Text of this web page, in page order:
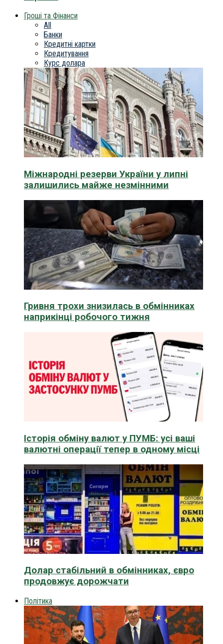
Гроші та Фінанси
All
Банки
Кредитні картки
Кредитування
Курс долара
Міжнародні резерви України у липні
залишились майже незмінними
Гривня трохи знизилась в обмінниках
наприкінці робочого тижня
Історія обміну валют у ПУМБ: усі ваші
валютні операції тепер в одному місці
Долар стабільний в обмінниках, євро
продовжує дорожчати
Політика